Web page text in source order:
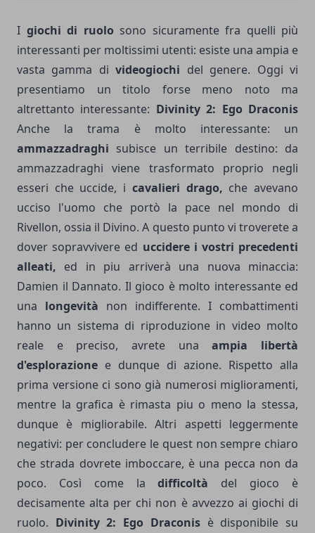
I giochi di ruolo sono sicuramente fra quelli più
interessanti per moltissimi utenti: esiste una ampia e
vasta gamma divideogiochi del genere. Oggi vi
presentiamo un titolo forse meno noto ma
altrettanto interessante: Divinity 2: Ego Draconis
Anche la trama è molto interessante: un
ammazzadraghi subisce un terribile destino: da
ammazzadraghi viene trasformato proprio negli
esseri che uccide, i cavalieri drago, che avevano
ucciso l'uomo che portò la pace nel mondo di
Rivellon, ossia il Divino. A questo punto vi troverete a
dover sopravvivere ed uccidere i vostri precedenti
alleati, ed in piu arriverà una nuova minaccia:
Damien il Dannato. Il gioco è molto interessante ed
una longevità non indifferente. I combattimenti
hanno un sistema di riproduzione in video molto
reale e preciso, avrete unaampia libertà
d'esplorazione e dunque di azione. Rispetto alla
prima versione ci sono già numerosi miglioramenti,
mentre la grafica è rimasta piu o meno la stessa,
dunque è migliorabile. Altri aspetti leggermente
negativi: per concludere le quest non sempre chiaro
che strada dovrete imboccare, è una pecca non da
poco. Così come ladifficoltà del gioco è
decisamente alta per chi non è avvezzo ai giochi di
ruolo. Divinity 2: Ego Draconis è disponibile su